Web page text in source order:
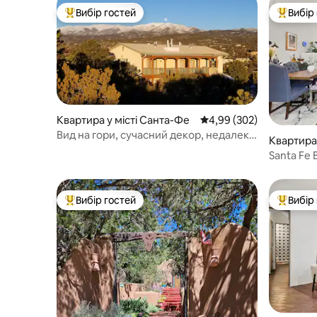
Топ вибір гостей
Вибір гостей
Квартира у місті Санта-Фе Середня оцінка: 4,99 з
4,99 (302)
Вид на гори, сучасний декор, недалеко
Топ
Santa Fe
Топ вибір гостей
Вибір гостей Топ